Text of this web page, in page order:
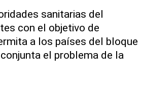
sanitarias del
con el objetivo de
a los países del bloque
el problema de la